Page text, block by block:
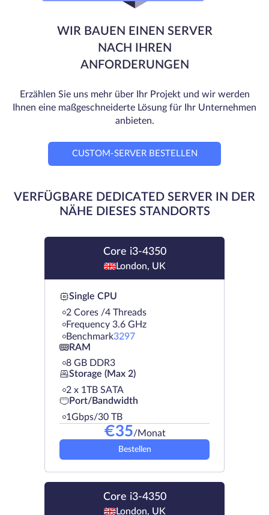
WIR BAUEN EINEN SERVER
NACH IHREN
ANFORDERUNGEN
Erzählen Sie uns mehr über Ihr Projekt und wir werden
Ihnen eine maßgeschneiderte Lösung für Ihr Unternehmen
anbieten.
CUSTOM-SERVER BESTELLEN
VERFÜGBARE DEDICATED SERVER IN DER
NÄHE DIESES STANDORTS
Core i3-4350
London, UK
Single CPU
2 Cores /4 Threads
Frequency 3.6 GHz
Benchmark3297
RAM
8 GB DDR3
Storage (Max 2)
2 х 1TB SATA
Port/Bandwidth
1Gbps/30 TB
€35/Monat
Bestellen
Core i3-4350
London, UK